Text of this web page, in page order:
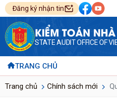
Đăng ký nhận tin
KIỂM TOÁN
STATE AUDIT OFFICE OF
TRANG CHỦ
Trang chủ Chính sách mới